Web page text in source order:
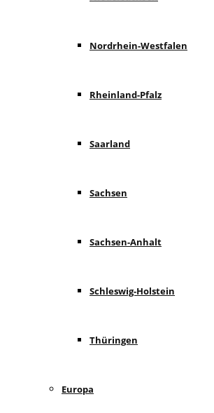
Nordrhein-Westfalen
Rheinland-Pfalz
Saarland
Sachsen
Sachsen-Anhalt
Schleswig-Holstein
Thüringen
Europa